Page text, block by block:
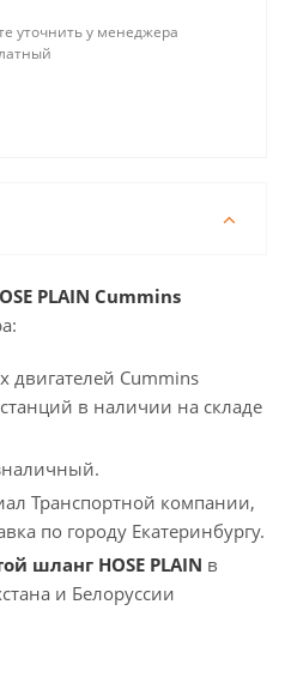
уточнить у менеджера
PLAIN Cummins
двигателей Cummins
в наличии на складе
Транспортной компании,
по городу Екатеринбургу.
шланг HOSE PLAIN в
и Белоруссии